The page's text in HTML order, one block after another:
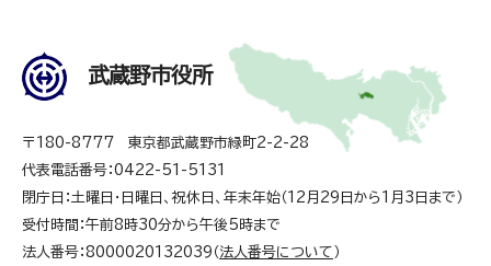
武蔵野市役所
〒180-8777 東京都武蔵野市緑町2-2-28
代表電話番号：0422-51-5131
閉庁日：土曜日・日曜日、祝休日、年末年始（12月29日から1月3日まで）
受付時間：午前8時30分から午後5時まで
法人番号：8000020132039（ 法人番号について ）